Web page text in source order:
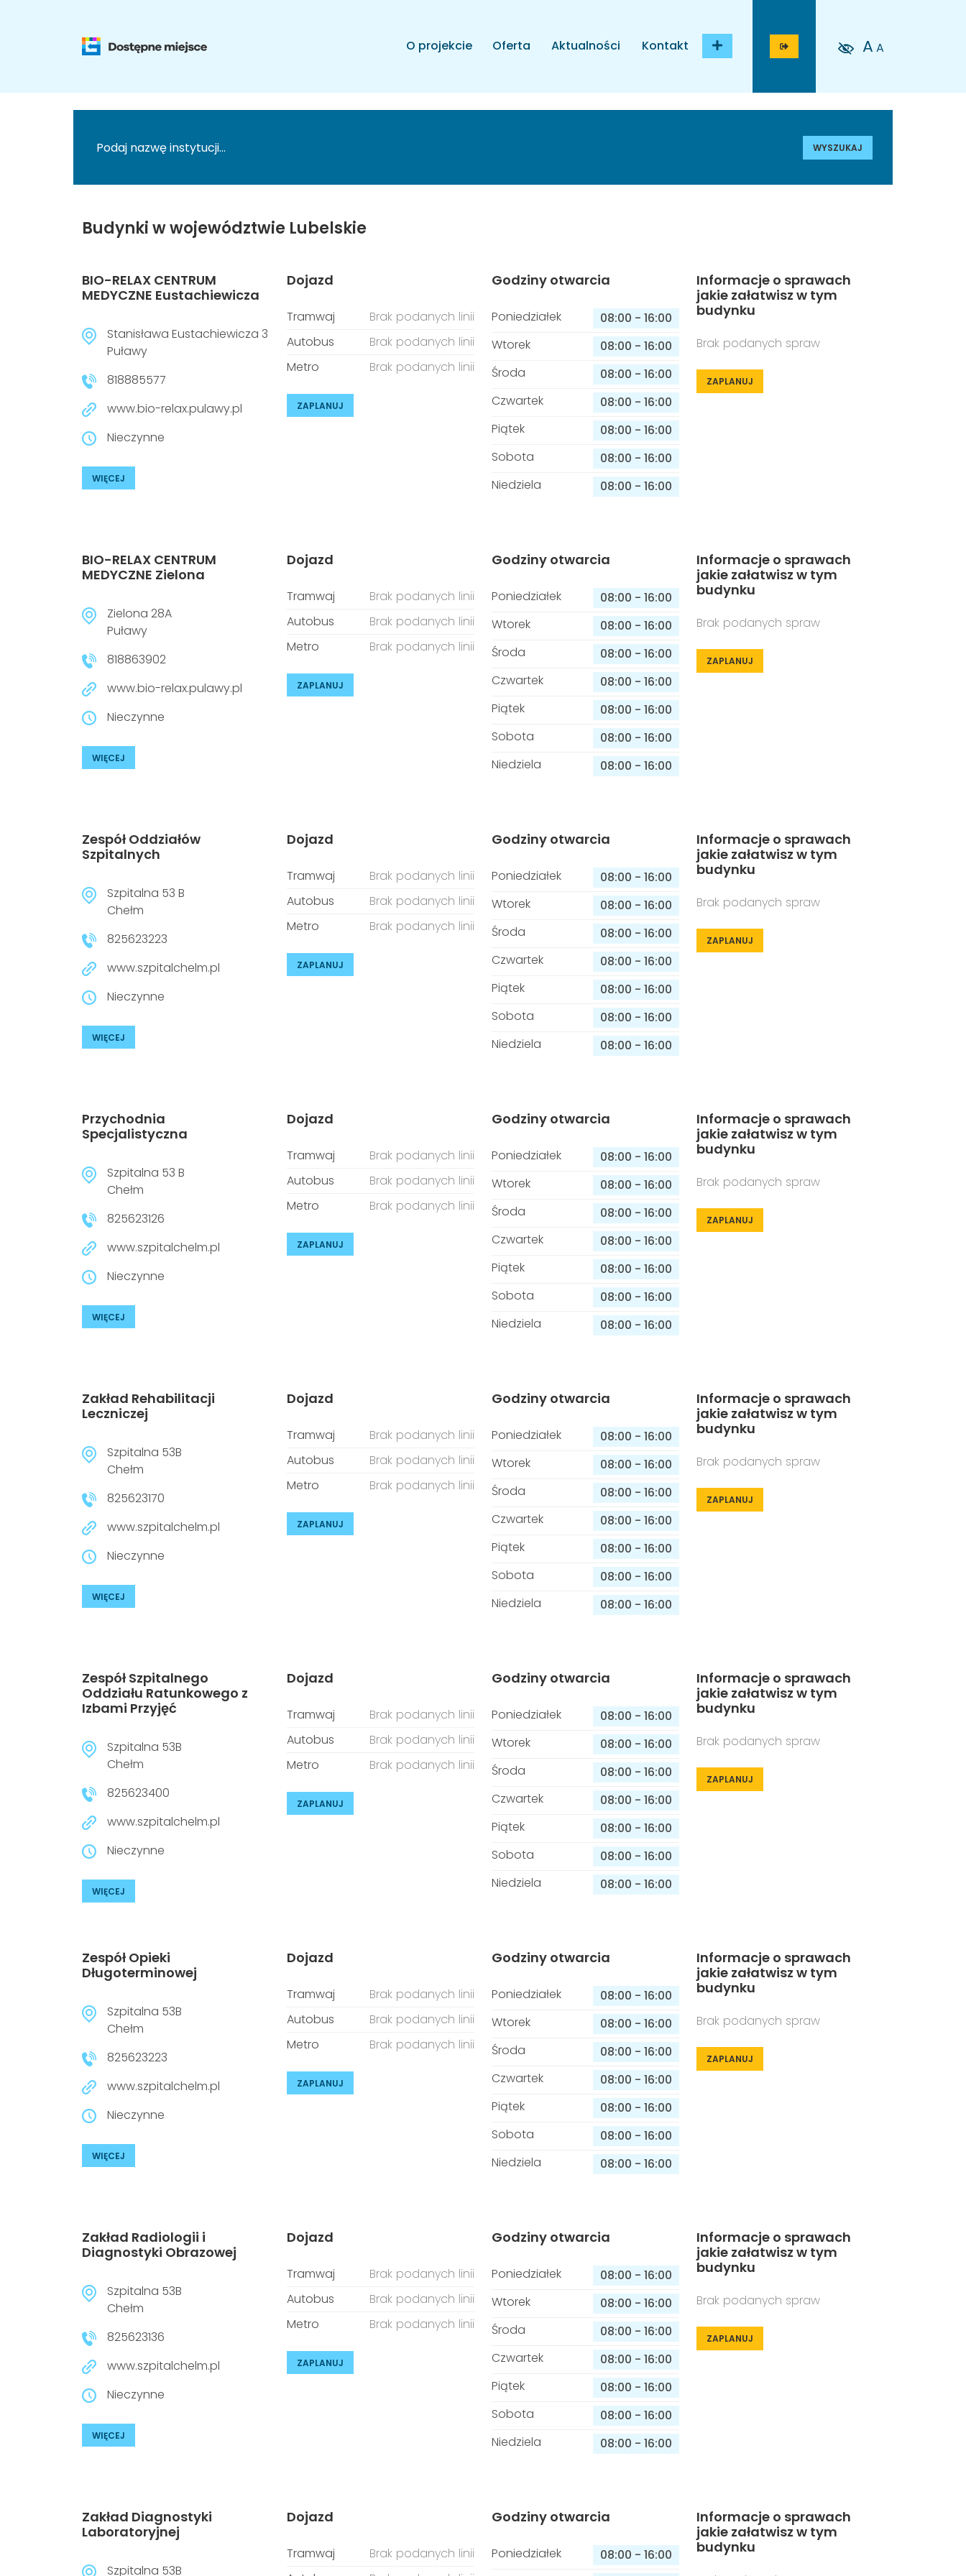
O projekcie Oferta Aktualności Kontakt A A
WYSZUKAJ
Budynki w województwie Lubelskie
BIO-RELAX CENTRUM
MEDYCZNE Eustachiewicza
Stanisława Eustachiewicza 3
Puławy
818885577
www.bio-relax.pulawy.pl
Nieczynne
WIĘCEJ
Dojazd
Tramwaj
Brak podanych linii
Autobus
Brak podanych linii
Metro
Brak podanych linii
ZAPLANUJ
Godziny otwarcia
Poniedziałek 08:00 - 16:00
Wtorek
08:00 - 16:00
Środa
08:00 - 16:00
Czwartek
08:00 - 16:00
Piątek
08:00 - 16:00
Sobota
08:00 - 16:00
Niedziela
08:00 - 16:00
Informacje o sprawach
jakie załatwisz w tym
budynku
Brak podanych spraw
ZAPLANUJ
BIO-RELAX CENTRUM
MEDYCZNE Zielona
Zielona 28A
Puławy
818863902
www.bio-relax.pulawy.pl
Nieczynne
WIĘCEJ
Dojazd
Tramwaj
Brak podanych linii
Autobus
Brak podanych linii
Metro
Brak podanych linii
ZAPLANUJ
Godziny otwarcia
Poniedziałek 08:00 - 16:00
Wtorek
08:00 - 16:00
Środa
08:00 - 16:00
Czwartek
08:00 - 16:00
Piątek
08:00 - 16:00
Sobota
08:00 - 16:00
Niedziela
08:00 - 16:00
Informacje o sprawach
jakie załatwisz w tym
budynku
Brak podanych spraw
ZAPLANUJ
Zespół Oddziałów
Szpitalnych
Szpitalna 53 B
Chełm
825623223
www.szpitalchelm.pl
Nieczynne
WIĘCEJ
Dojazd
Tramwaj
Brak podanych linii
Autobus
Brak podanych linii
Metro
Brak podanych linii
ZAPLANUJ
Godziny otwarcia
Poniedziałek 08:00 - 16:00
Wtorek
08:00 - 16:00
Środa
08:00 - 16:00
Czwartek
08:00 - 16:00
Piątek
08:00 - 16:00
Sobota
08:00 - 16:00
Niedziela
08:00 - 16:00
Informacje o sprawach
jakie załatwisz w tym
budynku
Brak podanych spraw
ZAPLANUJ
Przychodnia
Specjalistyczna
Szpitalna 53 B
Chełm
825623126
www.szpitalchelm.pl
Nieczynne
WIĘCEJ
Dojazd
Tramwaj
Brak podanych linii
Autobus
Brak podanych linii
Metro
Brak podanych linii
ZAPLANUJ
Godziny otwarcia
Poniedziałek 08:00 - 16:00
Wtorek
08:00 - 16:00
Środa
08:00 - 16:00
Czwartek
08:00 - 16:00
Piątek
08:00 - 16:00
Sobota
08:00 - 16:00
Niedziela
08:00 - 16:00
Informacje o sprawach
jakie załatwisz w tym
budynku
Brak podanych spraw
ZAPLANUJ
Zakład Rehabilitacji
Leczniczej
Szpitalna 53B
Chełm
825623170
www.szpitalchelm.pl
Nieczynne
WIĘCEJ
Dojazd
Tramwaj
Brak podanych linii
Autobus
Brak podanych linii
Metro
Brak podanych linii
ZAPLANUJ
Godziny otwarcia
Poniedziałek 08:00 - 16:00
Wtorek
08:00 - 16:00
Środa
08:00 - 16:00
Czwartek
08:00 - 16:00
Piątek
08:00 - 16:00
Sobota
08:00 - 16:00
Niedziela
08:00 - 16:00
Informacje o sprawach
jakie załatwisz w tym
budynku
Brak podanych spraw
ZAPLANUJ
Zespół Szpitalnego
Oddziału Ratunkowego z
Izbami Przyjęć
Szpitalna 53B
Chełm
825623400
www.szpitalchelm.pl
Nieczynne
WIĘCEJ
Dojazd
Tramwaj
Brak podanych linii
Autobus
Brak podanych linii
Metro
Brak podanych linii
ZAPLANUJ
Godziny otwarcia
Poniedziałek 08:00 - 16:00
Wtorek
08:00 - 16:00
Środa
08:00 - 16:00
Czwartek
08:00 - 16:00
Piątek
08:00 - 16:00
Sobota
08:00 - 16:00
Niedziela
08:00 - 16:00
Informacje o sprawach
jakie załatwisz w tym
budynku
Brak podanych spraw
ZAPLANUJ
Zespół Opieki
Długoterminowej
Szpitalna 53B
Chełm
825623223
www.szpitalchelm.pl
Nieczynne
WIĘCEJ
Dojazd
Tramwaj
Brak podanych linii
Autobus
Brak podanych linii
Metro
Brak podanych linii
ZAPLANUJ
Godziny otwarcia
Poniedziałek 08:00 - 16:00
Wtorek
08:00 - 16:00
Środa
08:00 - 16:00
Czwartek
08:00 - 16:00
Piątek
08:00 - 16:00
Sobota
08:00 - 16:00
Niedziela
08:00 - 16:00
Informacje o sprawach
jakie załatwisz w tym
budynku
Brak podanych spraw
ZAPLANUJ
Zakład Radiologii i
Diagnostyki Obrazowej
Szpitalna 53B
Chełm
825623136
www.szpitalchelm.pl
Nieczynne
WIĘCEJ
Dojazd
Tramwaj
Brak podanych linii
Autobus
Brak podanych linii
Metro
Brak podanych linii
ZAPLANUJ
Godziny otwarcia
Poniedziałek 08:00 - 16:00
Wtorek
08:00 - 16:00
Środa
08:00 - 16:00
Czwartek
08:00 - 16:00
Piątek
08:00 - 16:00
Sobota
08:00 - 16:00
Niedziela
08:00 - 16:00
Informacje o sprawach
jakie załatwisz w tym
budynku
Brak podanych spraw
ZAPLANUJ
Zakład Diagnostyki
Laboratoryjnej
Szpitalna 53B
Dojazd
Tramwaj
Brak podanych linii
Godziny otwarcia
Poniedziałek 08:00 - 16:00
Informacje o sprawach
jakie załatwisz w tym
budynku